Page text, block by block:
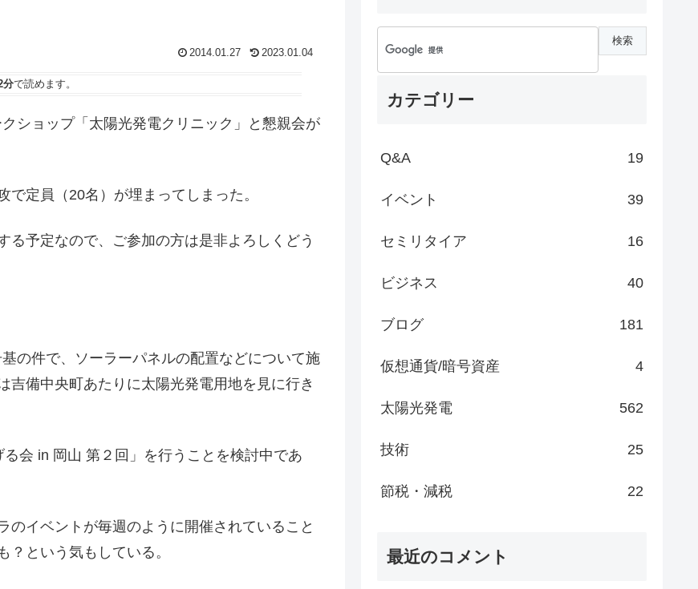
2014.01.27 2023.01.04
分で読めます。
ショップ「太陽光発電クリニック」と懇親会が
定員（20名）が埋まってしまった。
る予定なので、ご参加の方は是非よろしくどう
の件で、ソーラーパネルの配置などについて施
備中央町あたりに太陽光発電用地を見に行き
会 in 岡山 第２回」を行うことを検討中であ
イベントが毎週のように開催されていること
？という気もしている。
カテゴリー
Q&A 19
イベント 39
セミリタイア 16
ビジネス 40
ブログ 181
仮想通貨/暗号資産 4
太陽光発電 562
技術 25
節税・減税 22
最近のコメント